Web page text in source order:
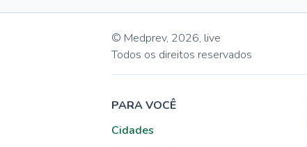
© Medprev, 2026, live
Todos os direitos reservados
PARA VOCÊ
Cidades